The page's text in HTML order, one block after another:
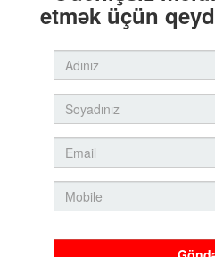
etmək üçün